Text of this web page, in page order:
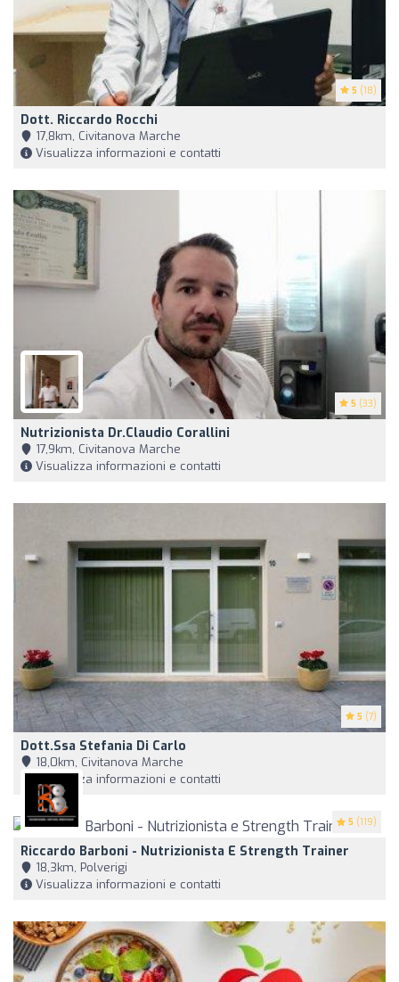
5 (18)
Dott. Riccardo Rocchi
17,8km, Civitanova Marche
Visualizza informazioni e contatti
5 (33)
Nutrizionista Dr.Claudio Corallini
17,9km, Civitanova Marche
Visualizza informazioni e contatti
5 (7)
Dott.ssa Stefania Di Carlo
18,0km, Civitanova Marche
Visualizza informazioni e contatti
5 (119)
Riccardo Barboni - Nutrizionista E Strength Trainer
18,3km, Polverigi
Visualizza informazioni e contatti